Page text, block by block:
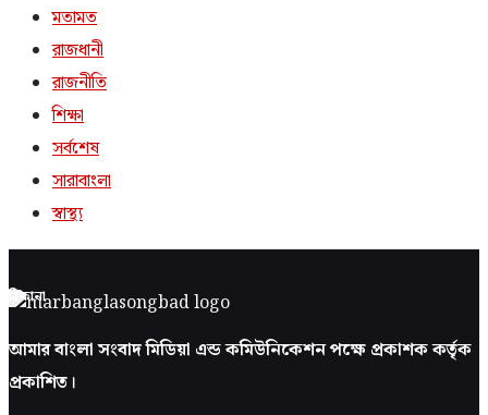
মতামত
রাজধানী
রাজনীতি
শিক্ষা
সর্বশেষ
সারাবাংলা
স্বাস্থ্য
ঠিকানা
আমার বাংলা সংবাদ মিডিয়া এন্ড কমিউনিকেশন পক্ষে প্রকাশক কর্তৃক
প্রকাশিত।